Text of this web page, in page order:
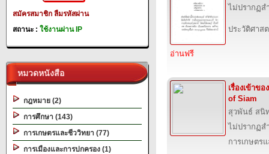
สมัครสมาชิก ลืมรหัสผ่าน
สถานะ : ใช้งานผ่าน IP
หมวดหนังสือ
กฎหมาย (2)
การศึกษา (143)
การเกษตรและชีววิทยา (77)
การเมืองและการปกครอง (1)
ไม่ปรากฏ
ประวัติศาส
อ่านฟรี
เรื่องเข้าข
of Siam
สุวพันธ์ สนิ
ไม่ปรากฏ
การเกษตร